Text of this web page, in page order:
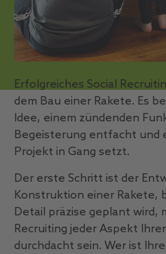
Erfolgreiches Social
dem Bau einer Rakete. Es
Idee, einem zündenden
Begeisterung entfacht und
Projekt in Gang setzt.
Der erste Schritt ist der
Konstruktion einer Rakete,
Detail präzise geplant wird,
Recruiting jeder Aspekt
durchdacht sein. Wer ist